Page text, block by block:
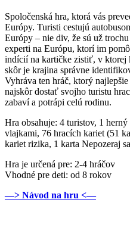
Spoločenská hra, ktorá vás
Európy. Turisti cestujú
Európy – nie div, že sú už
experti na Európu, ktorí im
indícií na kartičke zistiť, v ktorej
skôr je krajina správne
Vyhráva ten hráč, ktorý
najskôr dostať svojho turistu
zabaví a potrápi celú rodinu.
Hra obsahuje: 4 turistov, 1
vlajkami, 76 hracích kariet (51
kariet rizika, 1 karta Nepozeraj
Hra je určená pre: 2-4 hráčov
Vhodné pre deti: od 8 rokov
—> Návod na hru <—